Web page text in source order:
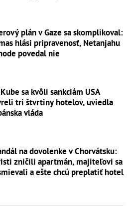
plán v Gaze sa skomplikoval:
hlási pripravenosť, Netanjahu
povedal nie
sa kvôli sankciám USA
tri štvrtiny hotelov, uviedla
vláda
na dovolenke v Chorvátsku:
zničili apartmán, majiteľovi sa
a ešte chcú preplatiť hotel